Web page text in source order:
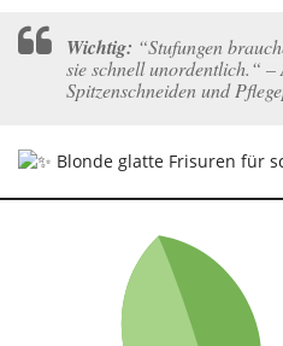
Wichtig: “Stufungen
sie schnell unordentlich.“ –
Spitzenschneiden und